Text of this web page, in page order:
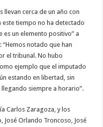
llevan cerca de un año con
tiempo no ha detectado
es un elemento positivo” a
“Hemos notado que han
el tribunal. No hubo
ejemplo que el imputado
estando en libertad, sin
siempre a horario”.
Carlos Zaragoza, y los
José Orlando Troncoso, José